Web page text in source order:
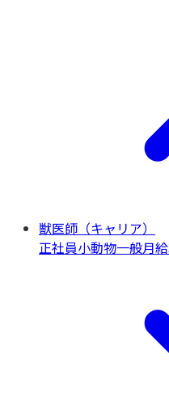
獣医師（キャリア）
正社員小動物一般月